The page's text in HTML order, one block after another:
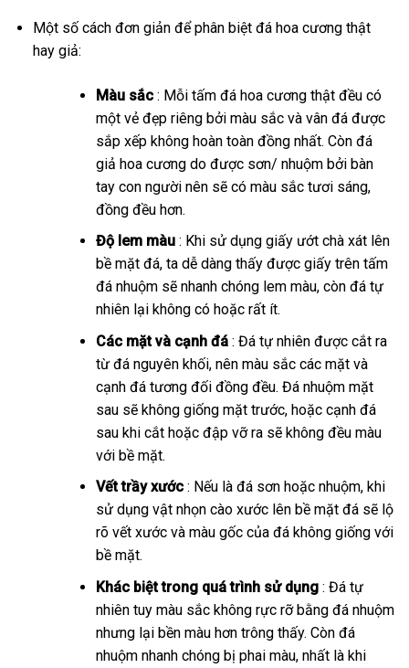
Một số cách đơn giản để phân biệt đá hoa cương thật
hay giả:
Màu sắc: Mỗi tấm đá hoa cương thật đều có
một vẻ đẹp riêng bởi màu sắc và vân đá được
sắp xếp không hoàn toàn đồng nhất. Còn đá
giả hoa cương do được sơn/ nhuộm bởi bàn
tay con người nên sẽ có màu sắc tươi sáng,
đồng đều hơn.
Độ lem màu: Khi sử dụng giấy ướt chà xát lên
bề mặt đá, ta dễ dàng thấy được giấy trên tấm
đá nhuộm sẽ nhanh chóng lem màu, còn đá tự
nhiên lại không có hoặc rất ít.
Các mặt và cạnh đá: Đá tự nhiên được cắt ra
từ đá nguyên khối, nên màu sắc các mặt và
cạnh đá tương đối đồng đều. Đá nhuộm mặt
sau sẽ không giống mặt trước, hoặc cạnh đá
sau khi cắt hoặc đập vỡ ra sẽ không đều màu
với bề mặt.
Vết trầy xước: Nếu là đá sơn hoặc nhuộm, khi
sử dụng vật nhọn cào xước lên bề mặt đá sẽ lộ
rõ vết xước và màu gốc của đá không giống với
bề mặt.
Khác biệt trong quá trình sử dụng : Đá tự
nhiên tuy màu sắc không rực rỡ bằng đá nhuộm
nhưng lại bền màu hơn trông thấy. Còn đá
nhuộm nhanh chóng bị phai màu, nhất là khi